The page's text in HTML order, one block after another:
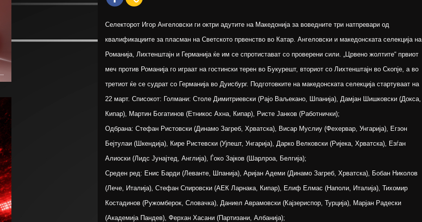
Селекторот Игор Ангеловски ги октри адутите на Македонија за воведните три натпревари од
квалификациите за пласман на Светското првенство во Катар. Ангеловски и македонската селекција на
Романија, Лихтенштајн и Германија ќе им се спротистават со проверени сили. „Црвено жолтите“ првиот
меч против Романија го играат на гостински терен во Букурешт, вториот со Лихтенштајн во Скопје, а во
третиот ќе се судрат со Германија во Дуисбург. Подготовките на македонската селекција стартуваат на
22 март. Списокот: Голмани: Столе Димитриевски (Рајо Ваљекано, Шпанија), Дамјан Шишковски (Докса,
Кипар), Мартин Богатинов (Етникос Ахна, Кипар), Ристе Јанков (Работнички);
Одбрана: Стефан Ристовски (Динамо Загреб, Хрватска), Висар Муслиу (Фехервар, Унгарија), Егзон
Бејтулаи (Шкендија), Кире Ристевски (Ујпешт, Унгарија), Дарко Велковски (Ријека, Хрватска), Езѓан
Алиоски (Лидс Јунајтед, Англија), Ѓоко Зајков (Шарлроа, Белгија);
Среден ред: Енис Барди (Леванте, Шпанија), Аријан Адеми (Динамо Загреб, Хрватска), Бобан Николов
(Лече, Италија), Стефан Спировски (АЕК Ларнака, Кипар), Елиф Елмас (Наполи, Италија), Тихомир
Костадинов (Ружомберок, Словачка), Даниел Аврамовски (Кајзериспор, Турција), Марјан Радески
(Академија Пандев), Ферхан Хасани (Партизани, Албанија);